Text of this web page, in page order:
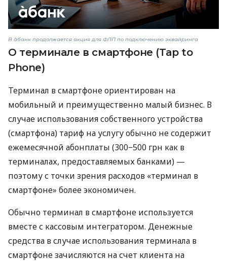
В àбанк продолжается акция для ФЛП по подключению эквайринга
О терминале в смартфоне (Tap to
Phone)
Терминал в смартфоне ориентирован на
мобильный и преимущественно малый бизнес. В
случае использования собственного устройства
(смартфона) тариф на услугу обычно не содержит
ежемесячной абонплаты (300−500 грн как в
терминалах, предоставляемых банками) —
поэтому с точки зрения расходов «терминал в
смартфоне» более экономичен.
Обычно терминал в смартфоне используется
вместе с кассовым интегратором. Денежные
средства в случае использования терминала в
смартфоне зачисляются на счет клиента на